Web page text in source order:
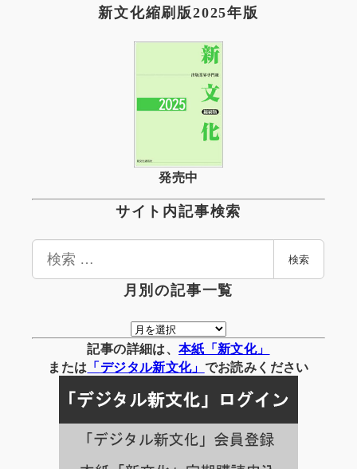
新文化縮刷版2025年版
発売中
サイト内記事検索
検
検索
月別の記事一覧
月
別
の
事
一
覧
記事の詳細は、 本紙「新文化」
または 「デジタル新文化」 でお読みください